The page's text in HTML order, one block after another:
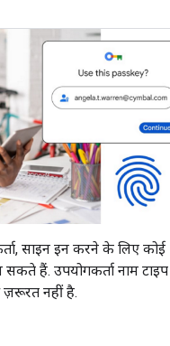
साइन इन करने के लिए कोई
सकते हैं. उपयोगकर्ता नाम टाइप
ज़रूरत नहीं है.